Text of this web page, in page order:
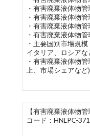
・有害廃棄液体物
・有害廃棄液体物
・有害廃棄液体物
・有害廃棄液体物
・主要国別市場規
イタリア、ロシアな
・有害廃棄液体物
上、市場シェアなど)
【有害廃棄液体物
コード：HNLPC-